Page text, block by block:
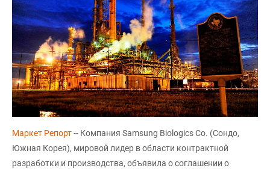
Маркет Репорт-- Компания Samsung Biologics Co. (Сондо,
Южная Корея), мировой лидер в области контрактной
разработки и производства, объявила о соглашении о